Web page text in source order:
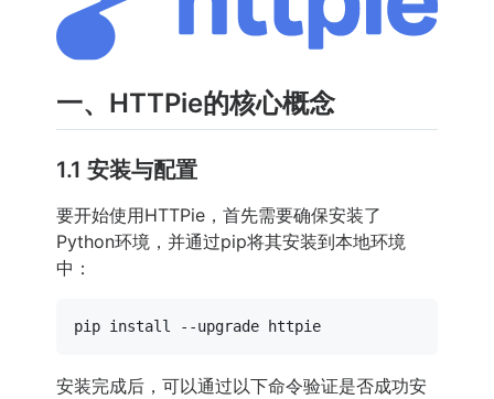
一、HTTPie的核心概念
1.1 安装与配置
要开始使用HTTPie，首先需要确保安装了
Python环境，并通过pip将其安装到本地环境
中：
安装完成后，可以通过以下命令验证是否成功安